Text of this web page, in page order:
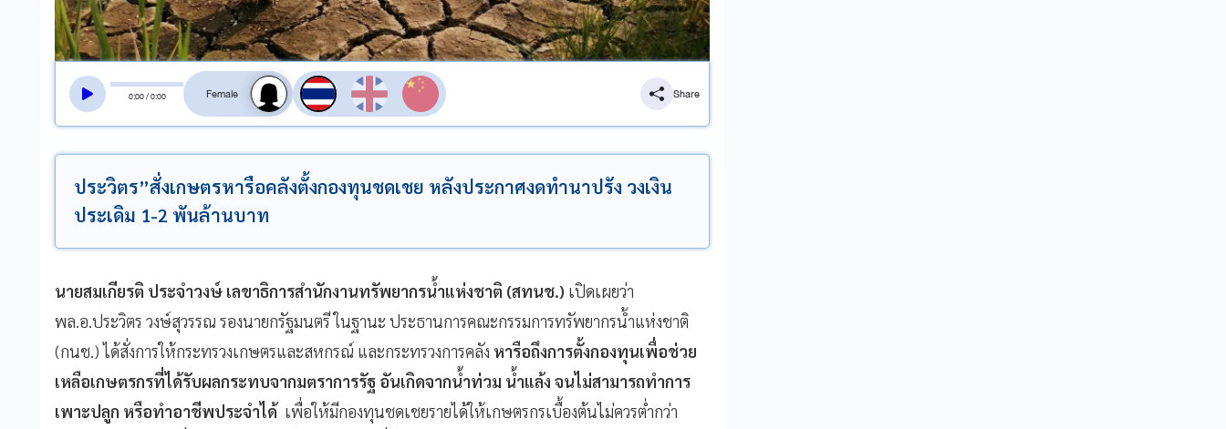
0:00/0:00
สลับเสียงอ่าน
Share
ประวิตร”สั่งเกษตรหารือคลังตั้งกองทุนชดเชย หลังประกาศงดทำนาปรัง วงเงิน
ประเดิม 1-2 พันล้านบาท
นายสมเกียรติ ประจำวงษ์ เลขาธิการสำนักงานทรัพยากรน้ำแห่งชาติ (สทนช.) เปิดเผยว่า
พล.อ.ประวิตร วงษ์สุวรรณ รองนายกรัฐมนตรี ในฐานะ ประธานการคณะกรรมการทรัพยากรน้ำแห่งชาติ
(กนช.) ได้สั่งการให้กระทรวงเกษตรและสหกรณ์ และกระทรวงการคลัง หารือถึงการตั้งกองทุนเพื่อช่วย
เหลือเกษตรกรที่ได้รับผลกระทบจากมตราการรัฐ อันเกิดจากน้ำท่วม น้ำแล้ง จนไม่สามารถทำการ
เพาะปลูก หรือทำอาชีพประจำได้เพื่อให้มีกองทุนชดเชยรายได้ให้เกษตรกรเบื้องต้นไม่ควรต่ำกว่า